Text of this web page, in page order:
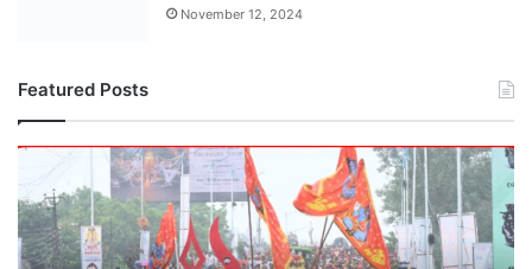
November 12, 2024
Featured Posts
कंधों
कांवड़,
हाथों
में